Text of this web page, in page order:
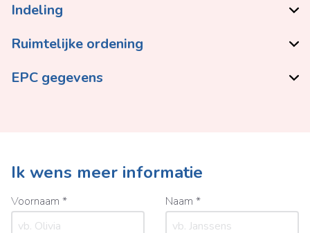
Indeling
Ruimtelijke ordening
EPC gegevens
Ik wens meer informatie
Voornaam * Naam *